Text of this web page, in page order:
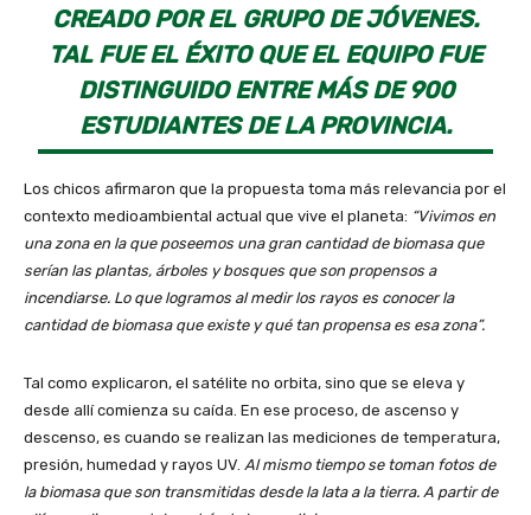
CREADO POR EL GRUPO DE JÓVENES.
TAL FUE EL ÉXITO QUE EL EQUIPO FUE
DISTINGUIDO ENTRE MÁS DE 900
ESTUDIANTES DE LA PROVINCIA.
Los chicos afirmaron que la propuesta toma más relevancia por el
contexto medioambiental actual que vive el planeta: “Vivimos en
una zona en la que poseemos una gran cantidad de biomasa que
serían las plantas, árboles y bosques que son propensos a
incendiarse. Lo que logramos al medir los rayos es conocer la
cantidad de biomasa que existe y qué tan propensa es esa zona”.
Tal como explicaron, el satélite no orbita, sino que se eleva y
desde allí comienza su caída. En ese proceso, de ascenso y
descenso, es cuando se realizan las mediciones de temperatura,
presión, humedad y rayos UV. Al mismo tiempo se toman fotos de
la biomasa que son transmitidas desde la lata a la tierra. A partir de